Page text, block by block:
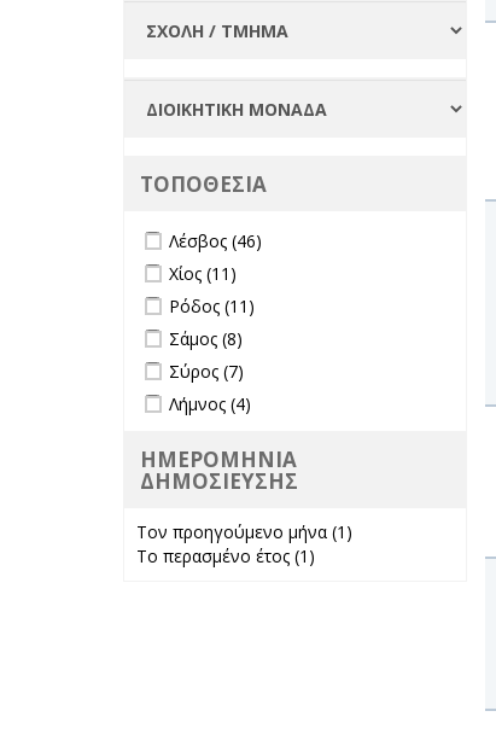
filter
ΤΟΠΟΘΕΣΙΑ
Apply Λέσβος filter
Λέσβος (46)
Apply Χίος filter
Χίος (11)
Apply Ρόδος filter
Ρόδος (11)
Apply Σάμος filter
Σάμος (8)
Apply Σύρος filter
Σύρος (7)
Apply Λήμνος filter
Λήμνος (4)
ΗΜΕΡΟΜΗΝΙΑ
ΔΗΜΟΣΙΕΥΣΗΣ
Τον προηγούμενο μήνα (1)
Το περασμένο έτος (1)